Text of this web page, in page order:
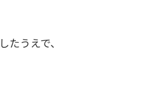
うえで、